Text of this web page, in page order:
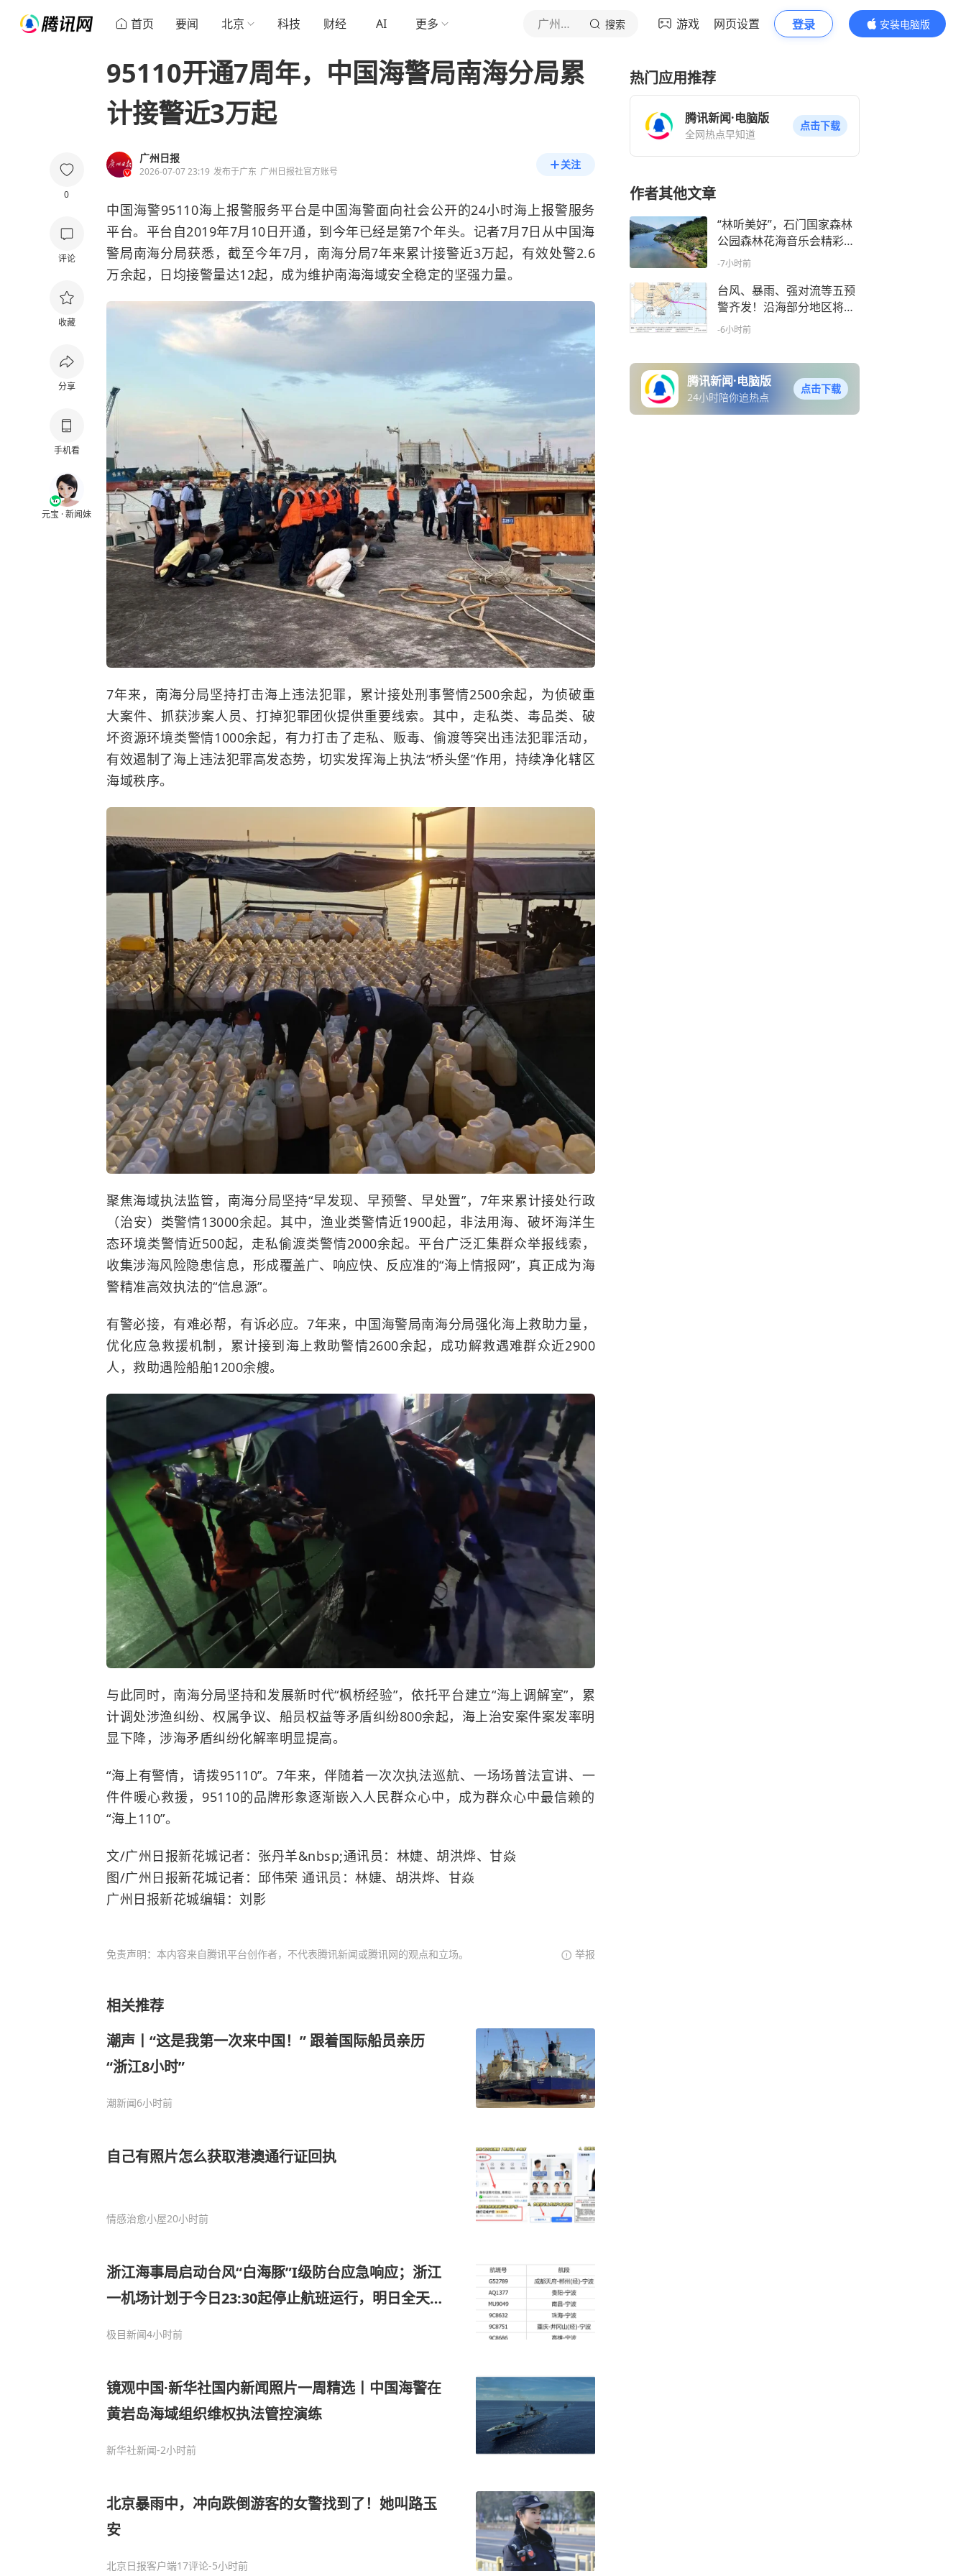
首页 要闻 北京 科技 财经 AI 更多 广州日报 搜索 游戏 网页设置 登录
安装电脑版
内容更精彩
0
评论
收藏
分享
手机看
元宝 · 新闻妹
95110开通7周年，中国海警局南海分局累
计接警近3万起
广州日报
2026-07-07 23:19 发布于广东 广州日报社官方账号
关注
中国海警95110海上报警服务平台是中国海警面向社会公开的24小时海上报警服务
平台。平台自2019年7月10日开通，到今年已经是第7个年头。记者7月7日从中国海
警局南海分局获悉，截至今年7月，南海分局7年来累计接警近3万起，有效处警2.6
万余起，日均接警量达12起，成为维护南海海域安全稳定的坚强力量。
7年来，南海分局坚持打击海上违法犯罪，累计接处刑事警情2500余起，为侦破重
大案件、抓获涉案人员、打掉犯罪团伙提供重要线索。其中，走私类、毒品类、破
坏资源环境类警情1000余起，有力打击了走私、贩毒、偷渡等突出违法犯罪活动，
有效遏制了海上违法犯罪高发态势，切实发挥海上执法“桥头堡”作用，持续净化辖区
海域秩序。
聚焦海域执法监管，南海分局坚持“早发现、早预警、早处置”，7年来累计接处行政
（治安）类警情13000余起。其中，渔业类警情近1900起，非法用海、破坏海洋生
态环境类警情近500起，走私偷渡类警情2000余起。平台广泛汇集群众举报线索，
收集涉海风险隐患信息，形成覆盖广、响应快、反应准的“海上情报网”，真正成为海
警精准高效执法的“信息源”。
有警必接，有难必帮，有诉必应。7年来，中国海警局南海分局强化海上救助力量，
优化应急救援机制，累计接到海上救助警情2600余起，成功解救遇难群众近2900
人，救助遇险船舶1200余艘。
与此同时，南海分局坚持和发展新时代“枫桥经验”，依托平台建立“海上调解室”，累
计调处涉渔纠纷、权属争议、船员权益等矛盾纠纷800余起，海上治安案件案发率明
显下降，涉海矛盾纠纷化解率明显提高。
“海上有警情，请拨95110”。7年来，伴随着一次次执法巡航、一场场普法宣讲、一
件件暖心救援，95110的品牌形象逐渐嵌入人民群众心中，成为群众心中最信赖的
“海上110”。
文/广州日报新花城记者：张丹羊&nbsp;通讯员：林婕、胡洪烨、甘焱
图/广州日报新花城记者：邱伟荣 通讯员：林婕、胡洪烨、甘焱
广州日报新花城编辑：刘影
免责声明：本内容来自腾讯平台创作者，不代表腾讯新闻或腾讯网的观点和立场。 举报
相关推荐
潮声丨“这是我第一次来中国！” 跟着国际船员亲历
“浙江8小时”
潮新闻6小时前
自己有照片怎么获取港澳通行证回执
情感治愈小屋20小时前
浙江海事局启动台风“白海豚”I级防台应急响应；浙江
一机场计划于今日23:30起停止航班运行，明日全天
极目新闻4小时前
镜观中国·新华社国内新闻照片一周精选丨中国海警在
黄岩岛海域组织维权执法管控演练
新华社新闻-2小时前
北京暴雨中，冲向跌倒游客的女警找到了！她叫路玉
安
北京日报客户端17评论-5小时前
热门应用推荐
腾讯新闻·电脑版
全网热点早知道
点击下载
作者其他文章
“林听美好”，石门国家森林
公园森林花海音乐会精彩开
幕
-7小时前
台风、暴雨、强对流等五预
警齐发！沿海部分地区将有
特大暴雨
-6小时前
腾讯新闻·电脑版
24小时陪你追热点
点击下载